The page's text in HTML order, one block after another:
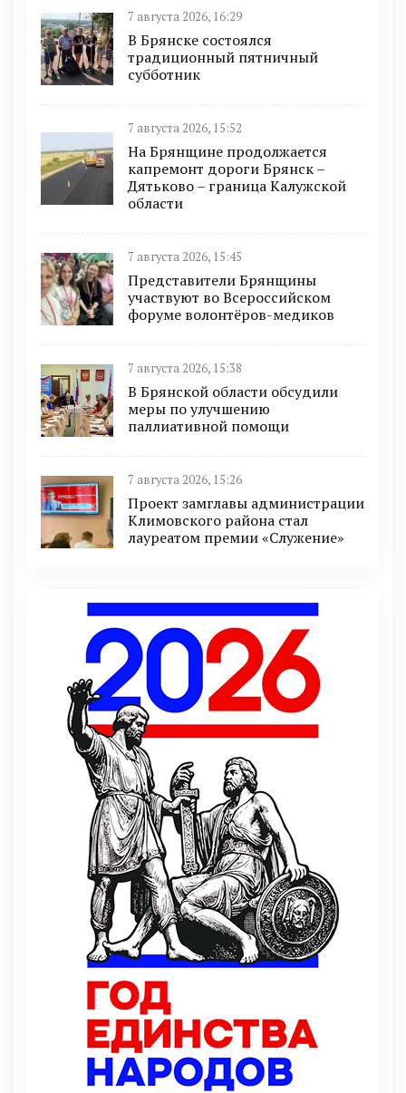
7 августа 2026, 16:29
В Брянске состоялся
традиционный пятничный
субботник
7 августа 2026, 15:52
На Брянщине продолжается
капремонт дороги Брянск –
Дятьково – граница Калужской
области
7 августа 2026, 15:45
Представители Брянщины
участвуют во Всероссийском
форуме волонтёров-медиков
7 августа 2026, 15:38
В Брянской области обсудили
меры по улучшению
паллиативной помощи
7 августа 2026, 15:26
Проект замглавы администрации
Климовского района стал
лауреатом премии «Служение»